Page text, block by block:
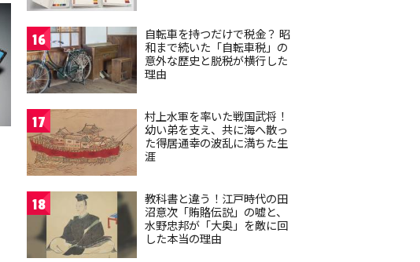
16
自転車を持つだけで税金？ 昭
和まで続いた「自転車税」の
意外な歴史と脱税が横行した
理由
17
村上水軍を率いた戦国武将！
幼い弟を支え、共に海へ散っ
た得居通幸の波乱に満ちた生
涯
18
教科書と違う！江戸時代の田
沼意次「賄賂伝説」の嘘と、
水野忠邦が「大奥」を敵に回
した本当の理由